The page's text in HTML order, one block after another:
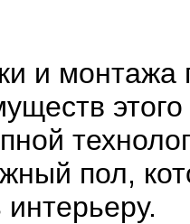
и монтажа
пол,